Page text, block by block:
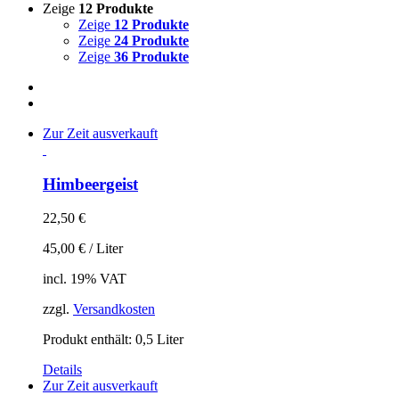
Zeige 12 Produkte
Zeige 12 Produkte
Zeige 24 Produkte
Zeige 36 Produkte
Zur Zeit ausverkauft
Himbeergeist
22,50 €
45,00 € /Liter
incl. 19% VAT
zzgl. Versandkosten
Produkt enthält: 0,5 Liter
Details
Zur Zeit ausverkauft